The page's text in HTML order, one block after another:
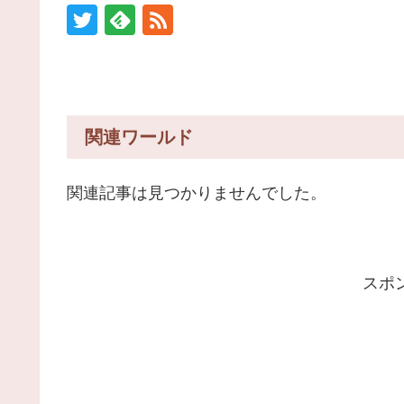
関連ワールド
関連記事は見つかりませんでした。
スポ